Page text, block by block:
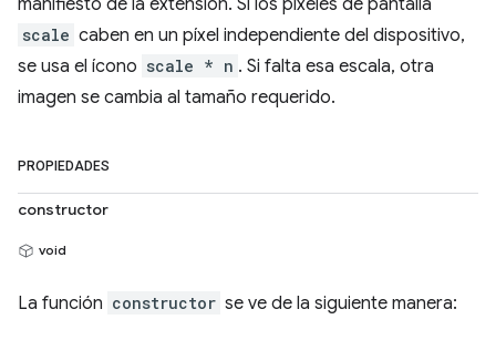
manifiesto de la extensión. Si los píxeles de pantalla
scale caben en un píxel independiente del dispositivo,
se usa el ícono scale * n . Si falta esa escala, otra
imagen se cambia al tamaño requerido.
PROPIEDADES
constructor
void
La función constructor se ve de la siguiente manera: